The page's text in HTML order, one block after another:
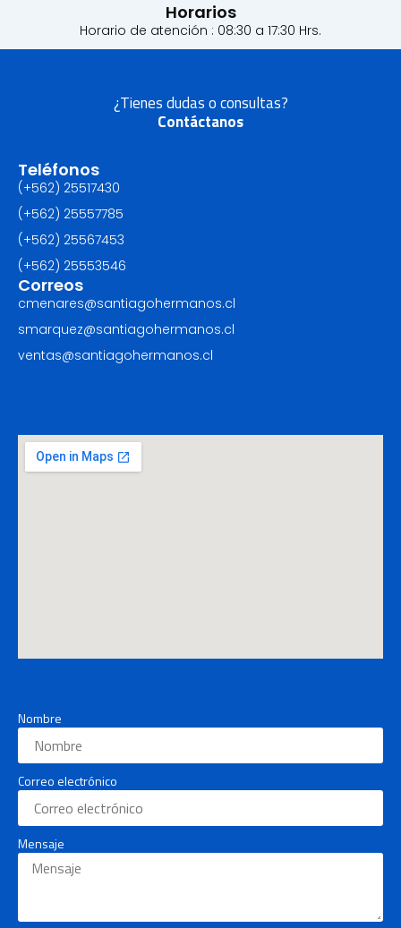
Horarios
Horario de atención : 08:30 a 17:30 Hrs.
¿Tienes dudas o consultas?
Contáctanos
Teléfonos
(+562) 25517430‬
(+562) 25557785
(+562) 25567453‬
(+562) ‪25553546
Correos
cmenares@santiagohermanos.cl
smarquez@santiagohermanos.cl
ventas@santiagohermanos.cl
Nombre
Correo electrónico
Mensaje